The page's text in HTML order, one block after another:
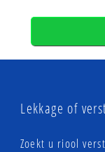
Lekkage of
Zoekt u riool